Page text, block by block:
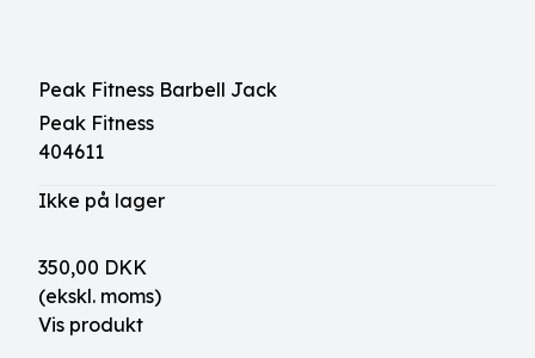
Peak Fitness Barbell Jack
Peak Fitness
404611
Ikke på lager
350,00 DKK
(ekskl. moms)
Vis produkt